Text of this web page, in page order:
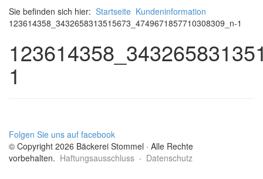
Sie befinden sich hier: Startseite Kundeninformation
123614358_3432658313515673_4749671857710308309_n-1
1
Folgen Sie uns auf facebook
© Copyright 2026 Bäckerei Stommel · Alle Rechte
vorbehalten. Haftungsausschluss · Datenschutz